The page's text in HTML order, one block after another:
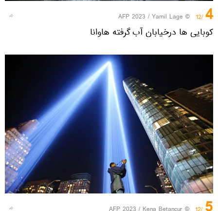
4
/12
© AFP 2023 / Yamil Lage
کوبایی ها درخیابان آب گرفته هاوانا